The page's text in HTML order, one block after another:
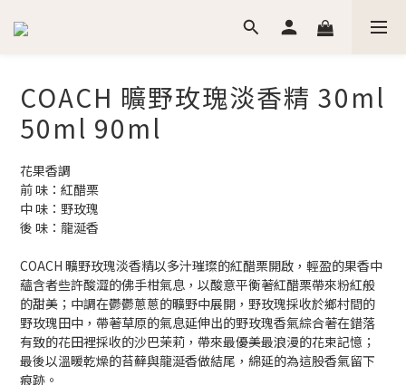
COACH 曠野玫瑰淡香精 30ml
50ml 90ml
花果香調
前 味：紅醋栗
中 味：野玫瑰
後 味：龍涎香
COACH 曠野玫瑰淡香精以多汁璀璨的紅醋栗開啟，輕盈的果香中
蘊含者些許酸澀的佛手柑氣息，以酸意平衡著紅醋栗帶來粉紅般
的甜美；中調在鬱鬱蔥蔥的曠野中展開，野玫瑰採收於鄉村間的
野玫瑰田中，帶著草原的氣息延伸出的野玫瑰香氣綜合著在錯落
有致的花田裡採收的沙巴茉莉，帶來最優美最浪漫的花束記憶；
最後以溫暖乾燥的苔蘚與龍涎香做結尾，綿延的為這股香氣留下
痕跡。